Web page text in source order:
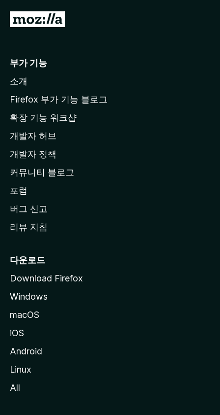
M
l
a
페
이
지
이
동
부가 기능
소개
Firefox 부가 기능 블로그
확장 기능 워크샵
개발자 허브
개발자 정책
커뮤니티 블로그
포럼
버그 신고
리뷰 지침
다운로드
Download Firefox
Windows
macOS
iOS
Android
Linux
All